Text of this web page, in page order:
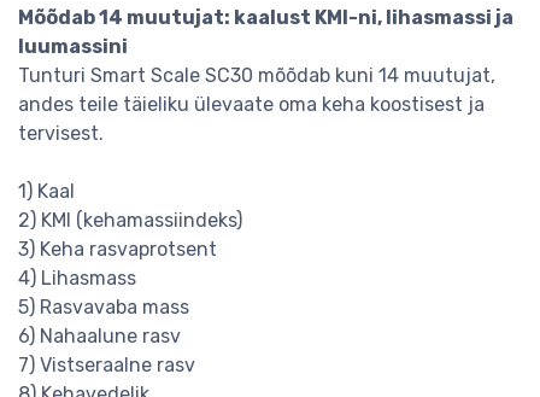
Mõõdab 14 muutujat: kaalust KMI-ni, lihasmassi ja
luumassini
Tunturi Smart Scale SC30 mõõdab kuni 14 muutujat,
andes teile täieliku ülevaate oma keha koostisest ja
tervisest.
1) Kaal
2) KMI (kehamassiindeks)
3) Keha rasvaprotsent
4) Lihasmass
5) Rasvavaba mass
6) Nahaalune rasv
7) Vistseraalne rasv